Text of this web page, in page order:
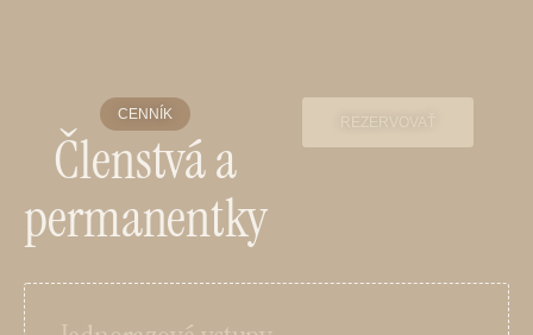
CENNÍK
Členstvá a
permanentky
REZERVOVAŤ